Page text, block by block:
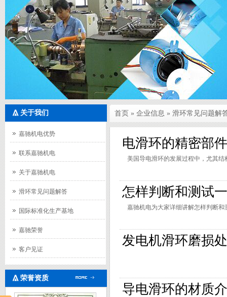
关于我们
嘉驰机电优势
联系嘉驰机电
关于嘉驰机电
滑环常见问题解答
国际标准化生产基地
嘉驰荣誉
客户见证
荣誉资质
首页 » 企业信息 » 滑环常见问题解
电滑环的精密部
美国导电滑环的发展过程中，尤其
怎样判断和测试
嘉驰机电为大家详细讲解怎样判断
发电机滑环磨损
导电滑环的材质